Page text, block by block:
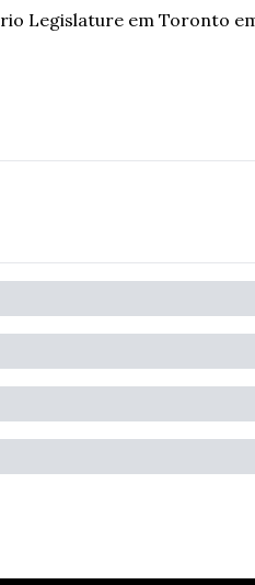
Legislature em Toronto